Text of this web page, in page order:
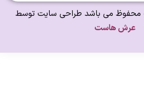
می باشد طراحی سایت توسط
هاست